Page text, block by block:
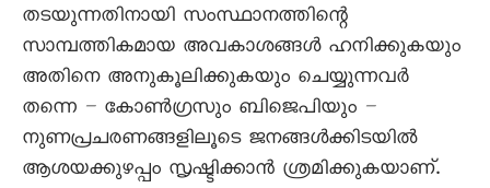
തടയുന്നതിനായി സംസ്ഥാനത്തിന്റെ
സാമ്പത്തികമായ അവകാശങ്ങൾ ഹനിക്കുകയും
അതിനെ അനുകൂലിക്കുകയും ചെയ്യുന്നവർ
തന്നെ – കോൺഗ്രസും ബിജെപിയും –
നുണപ്രചരണങ്ങളിലൂടെ ജനങ്ങൾക്കിടയിൽ
ആശയക്കുഴപ്പം സൃഷ്ടിക്കാൻ ശ്രമിക്കുകയാണ്.